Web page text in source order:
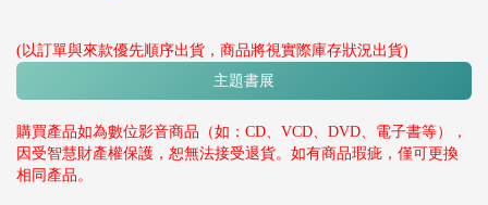
(以訂單與來款優先順序出貨，商品將視實際庫存狀況出貨)
主題書展
購買產品如為數位影音商品（如：CD、VCD、DVD、電子書等），
因受智慧財產權保護，恕無法接受退貨。如有商品瑕疵，僅可更換
相同產品。